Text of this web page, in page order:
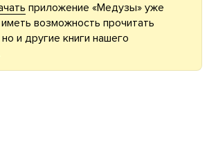
приложение «Медузы» уже
возможность прочитать
и другие книги нашего